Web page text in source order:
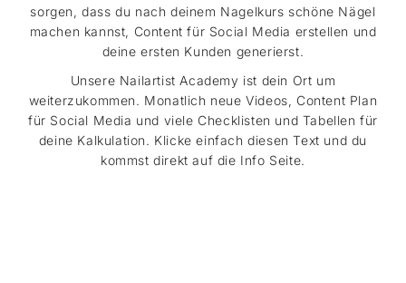
sorgen, dass du nach deinem Nagelkurs schöne Nägel
machen kannst, Content für Social Media erstellen und
deine ersten Kunden generierst.
Unsere Nailartist Academy ist dein Ort um
weiterzukommen. Monatlich neue Videos, Content Plan
für Social Media und viele Checklisten und Tabellen für
deine Kalkulation. Klicke einfach diesen Text und du
kommst direkt auf die Info Seite.